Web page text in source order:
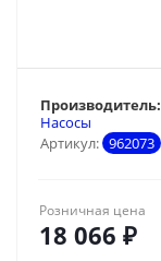
Артикул: 962073
Производитель:
Насосы
Розничная цена
18 066 ₽